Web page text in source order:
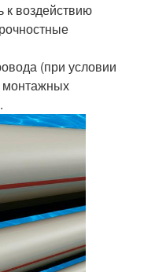
к воздействию
(при условии
монтажных